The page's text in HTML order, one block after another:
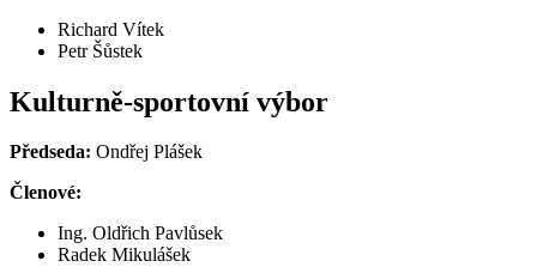
Richard Vítek
Petr Šůstek
Kulturně-sportovní výbor
Předseda: Ondřej Plášek
Členové:
Ing. Oldřich Pavlůsek
Radek Mikulášek